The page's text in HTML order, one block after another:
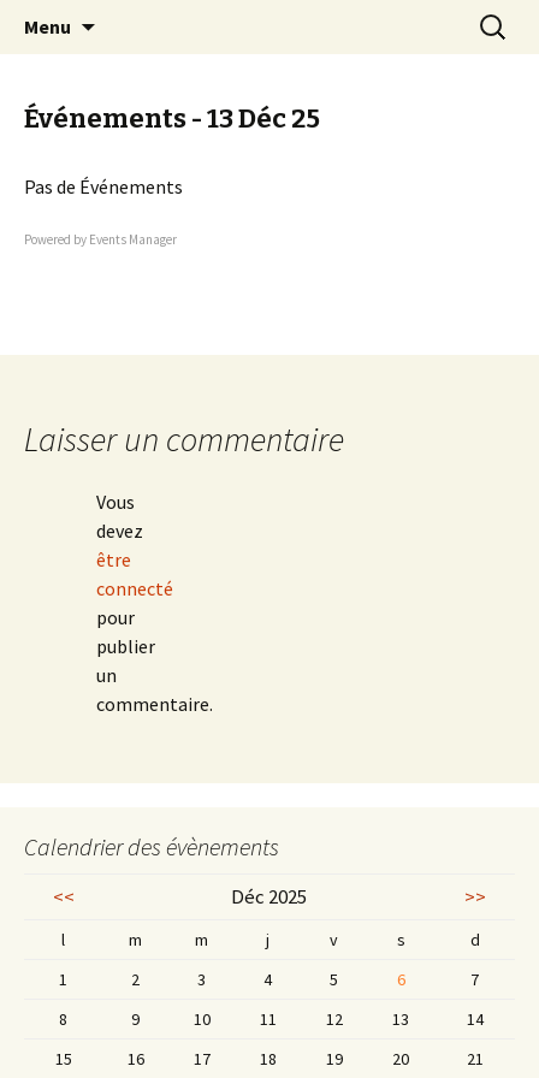
Quetigny Cyclotourisme
EN VELO, TOUT EST PLUS BEAU !
Menu
Événements - 13 Déc 25
Pas de Événements
Powered by Events Manager
Laisser un commentaire
Vous
devez
être
connecté
pour
publier
un
commentaire.
Calendrier des évènements
<< Déc 2025 >>
l m m j v s
d
1
2 3 4 5 6
7
8
9 10 11 12 13
14
15
16 17 18 19 20 21